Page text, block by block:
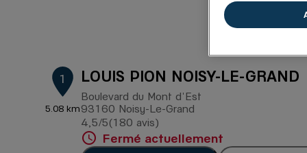
1
5.08 km
LOUIS PION NOISY-LE-GRAND
Boulevard du Mont d'Est
93160 Noisy-Le-Grand
4,5/5 Note de 4.5 sur 5
(180 avis)
Fermé actuellement